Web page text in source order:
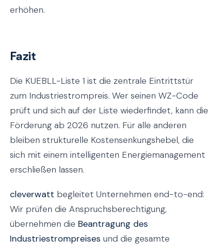
erhöhen.
Fazit
Die KUEBLL-Liste 1 ist die zentrale Eintrittstür
zum Industriestrompreis. Wer seinen WZ-Code
prüft und sich auf der Liste wiederfindet, kann die
Förderung ab 2026 nutzen. Für alle anderen
bleiben strukturelle Kostensenkungshebel, die
sich mit einem intelligenten Energiemanagement
erschließen lassen.
cleverwatt begleitet Unternehmen end-to-end:
Wir prüfen die Anspruchsberechtigung,
übernehmen die Beantragung des
Industriestrompreises und die gesamte